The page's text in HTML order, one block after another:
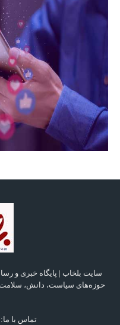
حوزه‌های سیاست، دانش، سلامت،
تماس با ما: